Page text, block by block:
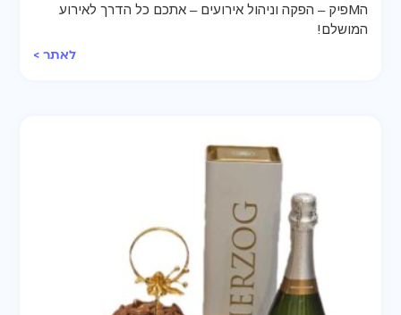
הMפיק – הפקה וניהול אירועים – אתכם כל הדרך לאירוע
המושלם!
לאתר >